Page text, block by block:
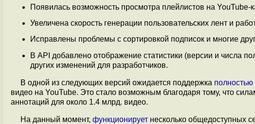
Появилась возможность просмотра плейлистов на YouTube-
Увеличена скорость генерации пользовательских лент и
Исправлены проблемы с сортировкой подписок и многие
В API добавлено отображение статистики (версии и числа
других изменений для разработчиков.
В одной из следующих версий ожидается поддержка
видео на YouTube. Это стало возможным благодаря тому, что
аннотаций для около 1.4 млрд. видео.
На данный момент, функционирует несколько общедоступных